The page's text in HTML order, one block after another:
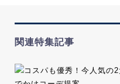
関連特集記事